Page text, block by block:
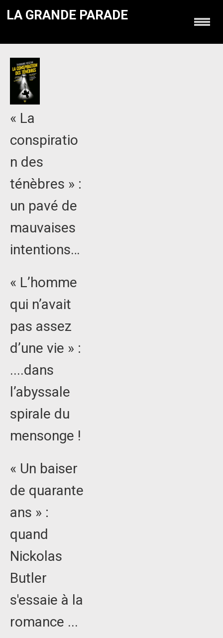
LA GRANDE PARADE
« La
conspiratio
n des
ténèbres » :
un pavé de
mauvaises
intentions…
« L’homme
qui n’avait
pas assez
d’une vie » :
....dans
l’abyssale
spirale du
mensonge !
« Un baiser
de quarante
ans » :
quand
Nickolas
Butler
s'essaie à la
romance ...